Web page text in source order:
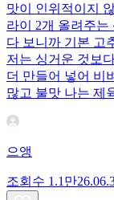
맛이 인위적이지
라이 2개 올려주는
다 보니까 기본 고
저는 싱거운 것보
더 만들어 넣어 비
많고 불맛 나는 제
으앵
조회수 1.1만